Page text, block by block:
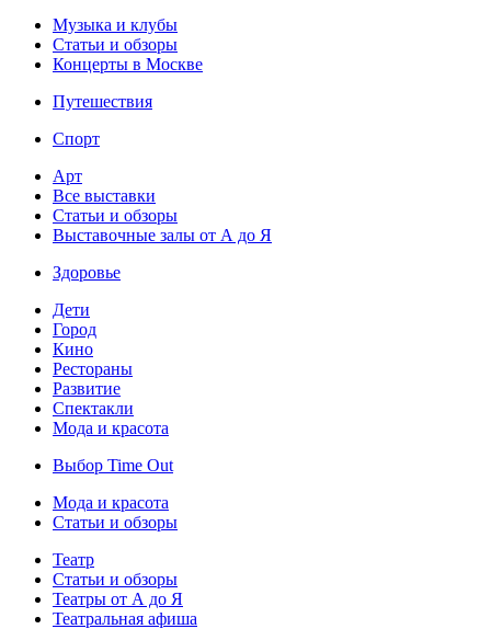
Музыка и клубы
Статьи и обзоры
Концерты в Москве
Путешествия
Спорт
Арт
Все выставки
Статьи и обзоры
Выставочные залы от А до Я
Здоровье
Дети
Город
Кино
Рестораны
Развитие
Спектакли
Мода и красота
Выбор Time Out
Мода и красота
Статьи и обзоры
Театр
Статьи и обзоры
Театры от А до Я
Театральная афиша